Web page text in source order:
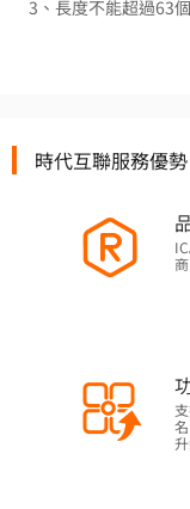
3、長度不能超過63
時代互聯服務優勢